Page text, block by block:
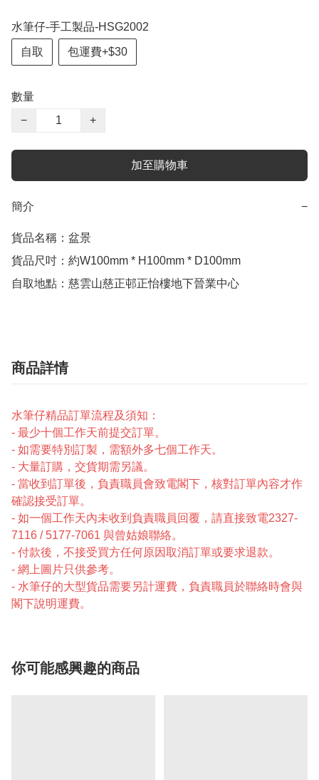
水筆仔-手工製品-HSG2002
自取 包運費+$30
數量
−
+
加至購物車
簡介 −
貨品名稱：盆景
貨品尺吋：約W100mm * H100mm * D100mm
自取地點：慈雲山慈正邨正怡樓地下晉業中心
商品詳情
水筆仔精品訂單流程及須知：
- 最少十個工作天前提交訂單。
- 如需要特別訂製，需額外多七個工作天。
- 大量訂購，交貨期需另議。
- 當收到訂單後，負責職員會致電閣下，核對訂單內容才作
確認接受訂單。
- 如一個工作天內未收到負責職員回覆，請直接致電2327-
7116 / 5177-7061 與曾姑娘聯絡。
- 付款後，不接受買方任何原因取消訂單或要求退款。
- 網上圖片只供參考。
- 水筆仔的大型貨品需要另計運費，負責職員於聯絡時會與
閣下說明運費。
你可能感興趣的商品